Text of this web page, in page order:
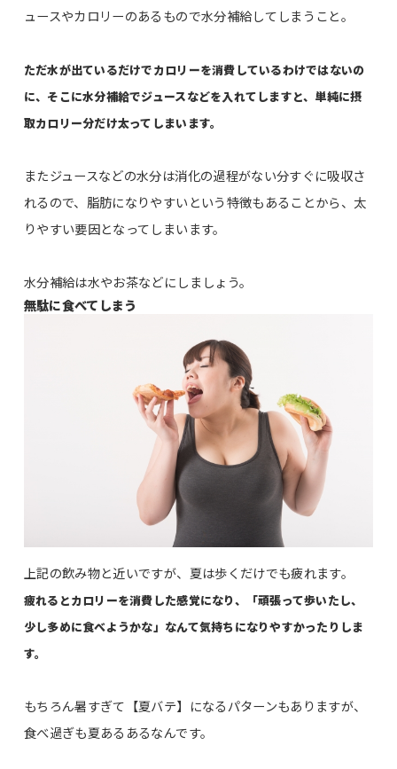
ュースやカロリーのあるもので水分補給してしまうこと。
ただ水が出ているだけでカロリーを消費しているわけではないの
に、そこに水分補給でジュースなどを入れてしますと、単純に摂
取カロリー分だけ太ってしまいます。
またジュースなどの水分は消化の過程がない分すぐに吸収さ
れるので、脂肪になりやすいという特徴もあることから、太
りやすい要因となってしまいます。
水分補給は水やお茶などにしましょう。
無駄に食べてしまう
上記の飲み物と近いですが、夏は歩くだけでも疲れます。
疲れるとカロリーを消費した感覚になり、「頑張って歩いたし、
少し多めに食べようかな」なんて気持ちになりやすかったりしま
す。
もちろん暑すぎて【夏バテ】になるパターンもありますが、
食べ過ぎも夏あるあるなんです。